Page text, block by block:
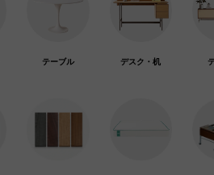
テーブル デスク・机